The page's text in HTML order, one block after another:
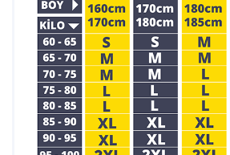
ekonomik çözümler
İletişim Bilgilerimiz
Telefon:0212 909 19 45
WhatsApp Müşteri Hattı:0532 685 83
E-posta:teklif@ismarketi.com